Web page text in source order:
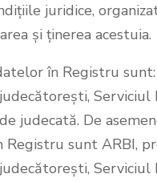
juridice,
și ținerea acestuia.
în Registru
Serviciul
judecată. De
sunt ARBI,
Serviciul